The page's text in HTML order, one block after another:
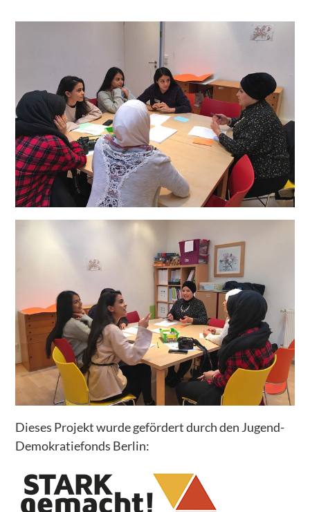
– HIER – Herkunft, Identität, Entdeckung (von)
AKTUELLES
MITGESTALTEN
Zeitspenden
Geldspenden
Bildungsspenden
Mitgliedschaft
DOWNLOADS
KONTAKT
IMPRESSUM
DATENSCHUTZ
Dieses Projekt wurde gefördert durch den Jugend-
Demokratiefonds Berlin: